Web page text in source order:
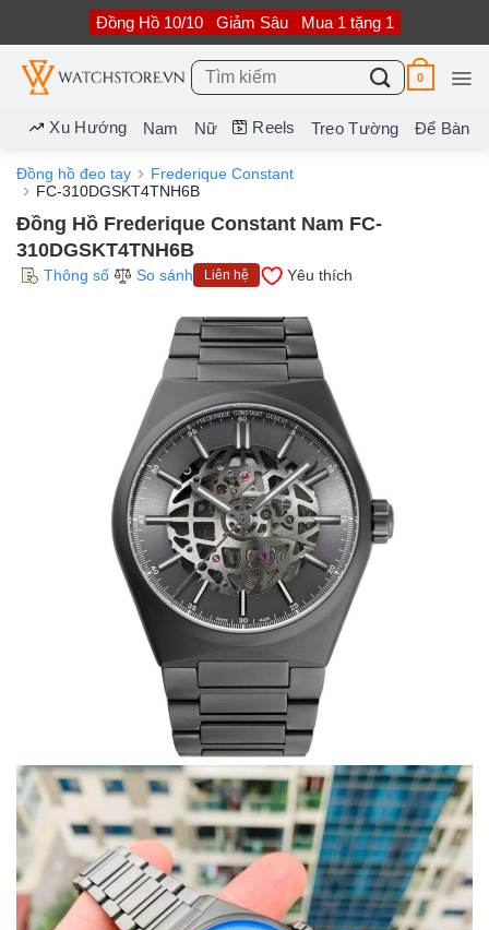
nội
dung
Đồng Hồ 10/10 Giảm Sâu Mua 1 tặng 1
Tìm
kiếm:
0
Xu Hướng Nam Nữ Reels Treo Tường Để Bàn
Đồng hồ đeo tay
Frederique Constant
FC-310DGSKT4TNH6B
Đồng Hồ Frederique Constant Nam FC-
310DGSKT4TNH6B
Thông số So sánh Liên hệ Yêu thích